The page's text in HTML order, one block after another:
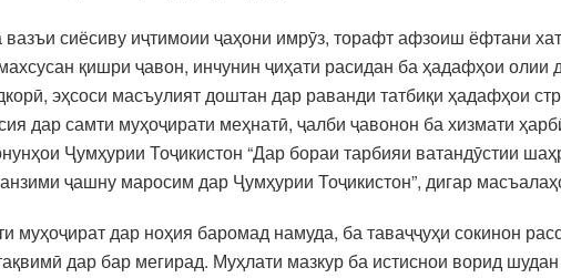
сиёсиву иҷтимоии ҷаҳони имрӯз, торафт афзоиш ёфтани
қишри ҷавон, инчунин ҷиҳати расидан ба ҳадафҳои
эҳсоси масъулият доштан дар раванди татбиқи ҳадафҳои
дар самти муҳоҷирати меҳнатӣ, ҷалби ҷавонон ба хизмати
Ҷумҳурии Тоҷикистон “Дар бораи тарбияи ватандӯстии
ҷашну маросим дар Ҷумҳурии Тоҷикистон”, дигар
дар ноҳия баромад намуда, ба таваҷҷуҳи сокинон
дар бар мегирад. Муҳлати мазкур ба истиснои ворид